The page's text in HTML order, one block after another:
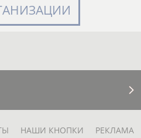
НАШИ КНОПКИ РЕКЛАМА